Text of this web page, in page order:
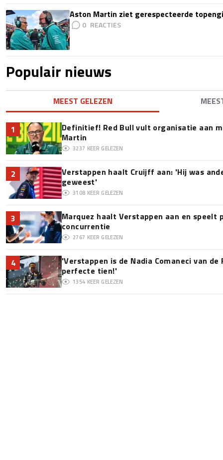
Aston Martin ziet gerespecteerde
0
Populair nieuws
MEEST GELEZEN
1
Definitief! Red Bull vult organisatie aan
Martin
3237 KEER GELEZEN
2
Verstappen haalt Cruijff aan: 'Hij was
geweest'
3108 KEER GELEZEN
3
Marquez haalt Verstappen aan en speelt
concurrentie
2767 KEER GELEZEN
4
'Verstappen is de Nadia Comaneci van de
perfecte tien!'
1354 KEER GELEZEN